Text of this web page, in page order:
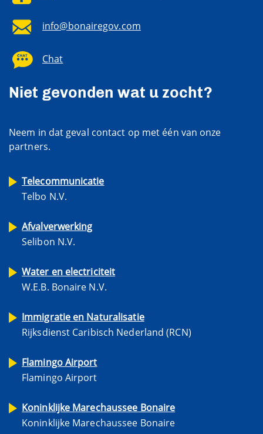
info@bonairegov.com
Chat
Niet gevonden wat u zocht?
Neem in dat geval contact op met één van onze
partners.
Telecommunicatie
Telbo N.V.
Afvalverwerking
Selibon N.V.
Water en electriciteit
W.E.B. Bonaire N.V.
Immigratie en Naturalisatie
Rijksdienst Caribisch Nederland (RCN)
Flamingo Airport
Flamingo Airport
Koninklijke Marechaussee Bonaire
Koninklijke Marechaussee Bonaire